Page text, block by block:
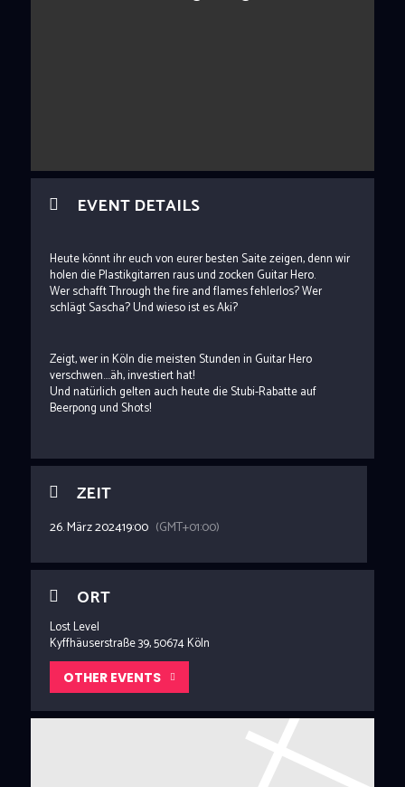
EVENT DETAILS
Heute könnt ihr euch von eurer besten Saite zeigen, denn wir
holen die Plastikgitarren raus und zocken Guitar Hero.
Wer schafft Through the fire and flames fehlerlos? Wer
schlägt Sascha? Und wieso ist es Aki?
Zeigt, wer in Köln die meisten Stunden in Guitar Hero
verschwen….äh, investiert hat!
Und natürlich gelten auch heute die Stubi-Rabatte auf
Beerpong und Shots!
ZEIT
26. März 202419:00 (GMT+01:00)
ORT
Lost Level
Kyffhäuserstraße 39, 50674 Köln
OTHER EVENTS